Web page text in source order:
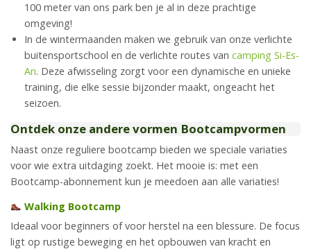
100 meter van ons park ben je al in deze prachtige
omgeving!
In de wintermaanden maken we gebruik van onze verlichte
buitensportschool en de verlichte routes van camping Si-Es-
An. Deze afwisseling zorgt voor een dynamische en unieke
training, die elke sessie bijzonder maakt, ongeacht het
seizoen.
Ontdek onze andere vormen Bootcampvormen
Naast onze reguliere bootcamp bieden we speciale variaties
voor wie extra uitdaging zoekt. Het mooie is: met een
Bootcamp-abonnement kun je meedoen aan alle variaties!
Walking Bootcamp
Ideaal voor beginners of voor herstel na een blessure. De focus
ligt op rustige beweging en het opbouwen van kracht en